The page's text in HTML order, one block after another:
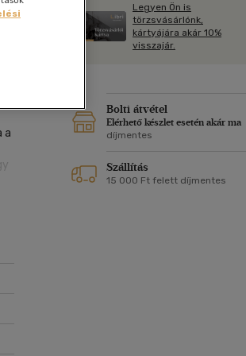
Kártya
Képeslap
Naptár
Vallás, mitológia
a
Legyen Ön is
törzsvásárlónk,
kártyájára akár 10%
visszajár.
Bolti átvétel
Elérhető készlet esetén akár ma
díjmentes
Szállítás
15 000 Ft felett díjmentes